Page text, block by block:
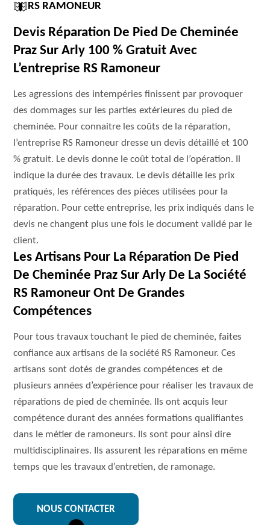
RS RAMONEUR
Devis Réparation De Pied De Cheminée
Praz Sur Arly 100 % Gratuit Avec
L’entreprise RS Ramoneur
Les agressions des intempéries finissent par provoquer
des dommages sur les parties extérieures du pied de
cheminée. Pour connaitre les coûts de la réparation,
l’entreprise RS Ramoneur dresse un devis détaillé et 100
% gratuit. Le devis donne le coût total de l’opération. Il
indique la durée des travaux. Le devis détaille les prix
pratiqués, les références des pièces utilisées pour la
réparation. Pour cette entreprise, les prix indiqués dans le
devis ne changent plus une fois le document validé par le
client.
Les Artisans Pour La Réparation De Pied
De Cheminée Praz Sur Arly De La Société
RS Ramoneur Ont De Grandes
Compétences
Pour tous travaux touchant le pied de cheminée, faites
confiance aux artisans de la société RS Ramoneur. Ces
artisans sont dotés de grandes compétences et de
plusieurs années d’expérience pour réaliser les travaux de
réparations de pied de cheminée. Ils ont acquis leur
compétence durant des années formations qualifiantes
dans le métier de ramoneurs. Ils sont pour ainsi dire
multidisciplinaires. Ils assurent les réparations en même
temps que les travaux d’entretien, de ramonage.
NOUS CONTACTER